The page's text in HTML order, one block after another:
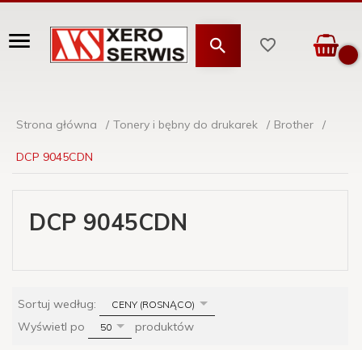
Strona główna Tonery i bębny do drukarek Brother
DCP 9045CDN
DCP 9045CDN
Sortuj według: sortCENY (ROSNĄCO)
Wyświetl po pop
50 produktów